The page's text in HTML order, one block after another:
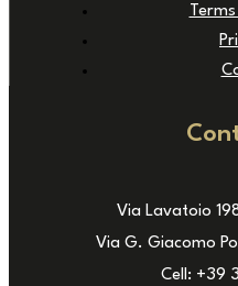
Via Lavatoio
Via G. Giacomo
Cell: +39